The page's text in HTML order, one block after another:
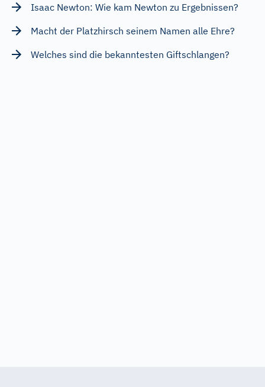
Isaac Newton: Wie kam Newton zu Ergebnissen?
Macht der Platzhirsch seinem Namen alle Ehre?
Welches sind die bekanntesten Giftschlangen?